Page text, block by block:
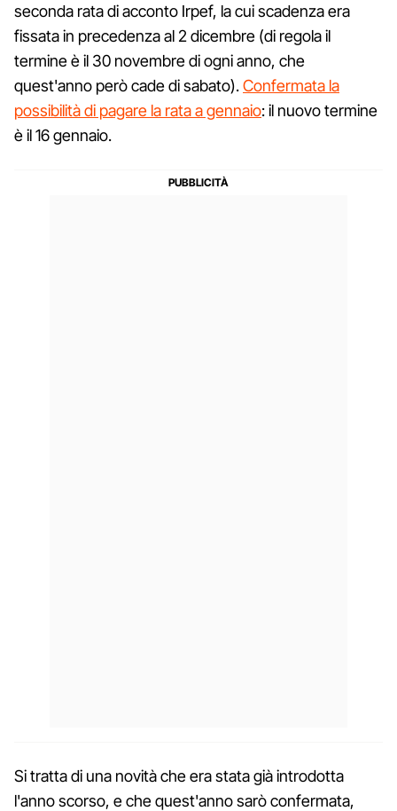
seconda rata di acconto Irpef, la cui scadenza era
fissata in precedenza al 2 dicembre (di regola il
termine è il 30 novembre di ogni anno, che
quest'anno però cade di sabato).Confermata la
possibilità di pagare la rata a gennaio: il nuovo termine
è il 16 gennaio.
Si tratta di una novità che era stata già introdotta
l'anno scorso, e che quest'anno sarò confermata,